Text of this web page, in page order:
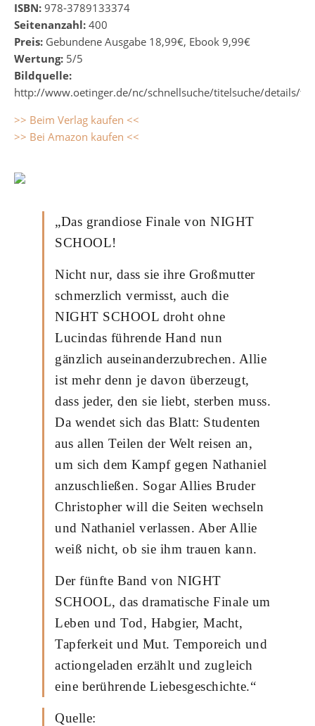
ISBN: 978-3789133374
Seitenanzahl: 400
Preis: Gebundene Ausgabe 18,99€, Ebook 9,99€
Wertung: 5/5
Bildquelle:
http://www.oetinger.de/nc/schnellsuche/titelsuche/details/
>> Beim Verlag kaufen <<
>> Bei Amazon kaufen <<
„Das grandiose Finale von NIGHT
SCHOOL!
Nicht nur, dass sie ihre Großmutter
schmerzlich vermisst, auch die
NIGHT SCHOOL droht ohne
Lucindas führende Hand nun
gänzlich auseinanderzubrechen. Allie
ist mehr denn je davon überzeugt,
dass jeder, den sie liebt, sterben muss.
Da wendet sich das Blatt: Studenten
aus allen Teilen der Welt reisen an,
um sich dem Kampf gegen Nathaniel
anzuschließen. Sogar Allies Bruder
Christopher will die Seiten wechseln
und Nathaniel verlassen. Aber Allie
weiß nicht, ob sie ihm trauen kann.
Der fünfte Band von NIGHT
SCHOOL, das dramatische Finale um
Leben und Tod, Habgier, Macht,
Tapferkeit und Mut. Temporeich und
actiongeladen erzählt und zugleich
eine berührende Liebesgeschichte.“
Quelle: